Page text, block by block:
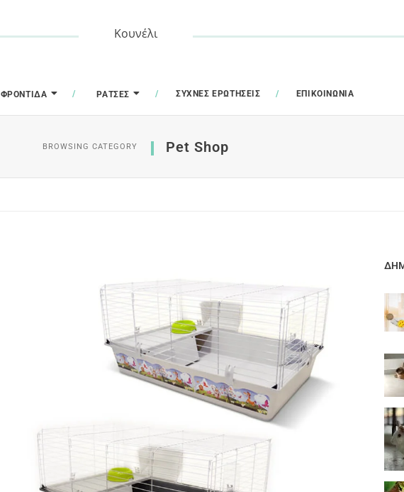
Κουνέλι
ΦΡΟΝΤΊΔΑ ΡΆΤΣΕΣ ΣΥΧΝΈΣ ΕΡΩΤΉΣΕΙΣ ΕΠΙΚΟΙΝΩΝΊΑ
BROWSING CATEGORY Pet Shop